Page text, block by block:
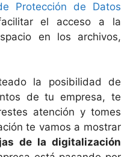
Protección de Datos
el acceso a la
en los archivos,
la posibilidad de
de tu empresa, te
atención y tomes
te vamos a mostrar
de la digitalización